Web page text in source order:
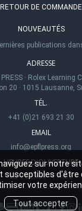
sur notre
susceptibles d'être
votre
Tout accepter
RETOUR DE COMMANDE
NOUVEAUTÉS
publications
ADRESSE
PRESS · Rolex Learning
20 · 1015 Lausanne,
TÉL.
+41 (0)21 693 21 30
EMAIL
info@epflpress.org
HEURES D'OUVERTURE
Lu-Ve 8h00 - 17h00